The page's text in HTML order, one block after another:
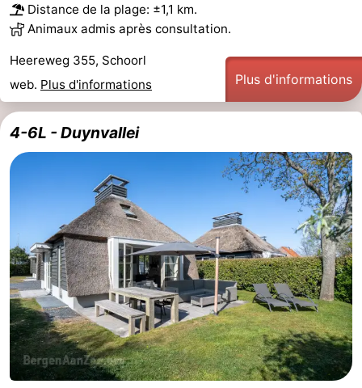
Duinen
Alkmaar
-
aan
Noordhollands
-
aan
Nature
Kennermerland
-
Haarlem
Zandvoort
Hollande-
Méridionale
-
Leiden
Bollenstreek
-
Distance de la plage: ±1,1 km.
Animaux admis après consultation.
Heereweg 355, Schoorl
web. Plus d'informations Plus d'informations
4-6L - Duynvallei